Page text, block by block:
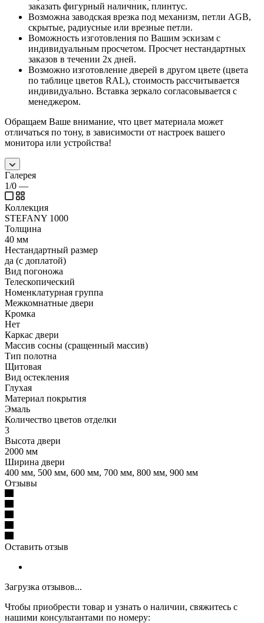
заказать фигурный наличник, плинтус.
Возможна заводская врезка под механизм, петли AGB,
скрытые, радиусные или врезные петли.
Воможность изготовления по Вашим эскизам с
индивидуальным просчетом. Просчет нестандартных
заказов в течении 2х дней.
Возможно изготовление дверей в другом цвете (цвета
по таблице цветов RAL), стоимость рассчитывается
индивидуально. Вставка зеркало согласовывается с
менеджером.
Обращаем Ваше внимание, что цвет материала может
отличаться по тону, в зависимости от настроек вашего
монитора или устройства!
Галерея
1/0 —
Коллекция
STEFANY 1000
Толщина
40 мм
Нестандартный размер
да (с доплатой)
Вид погоножа
Телескопический
Номенклатурная группа
Межкомнатные двери
Кромка
Нет
Каркас двери
Массив сосны (сращенный массив)
Тип полотна
Щитовая
Вид остекления
Глухая
Материал покрытия
Эмаль
Количество цветов отделки
3
Высота двери
2000 мм
Ширина двери
400 мм, 500 мм, 600 мм, 700 мм, 800 мм, 900 мм
Отзывы
Оставить отзыв
Загрузка отзывов...
Чтобы приобрести товар и узнать о наличии, свяжитесь с
нашими консультантами по номеру: